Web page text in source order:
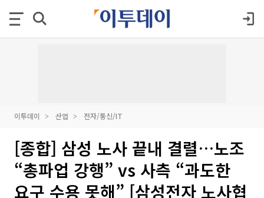
이투데이 산업 전자/통신/IT
[종합] 삼성 노사 끝내 결렬…노조
“총파업 강행” vs 사측 “과도한
요구 수용 못해” [삼성전자 노사협